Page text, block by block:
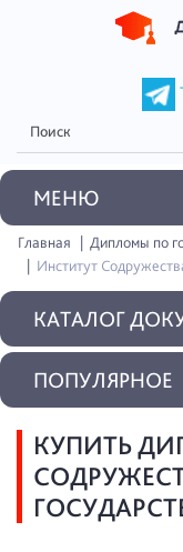
MEНЮ
Главная Дипломы по
Институт
КАТАЛОГ
КУПИТЬ
ПОПУЛЯРНОЕ